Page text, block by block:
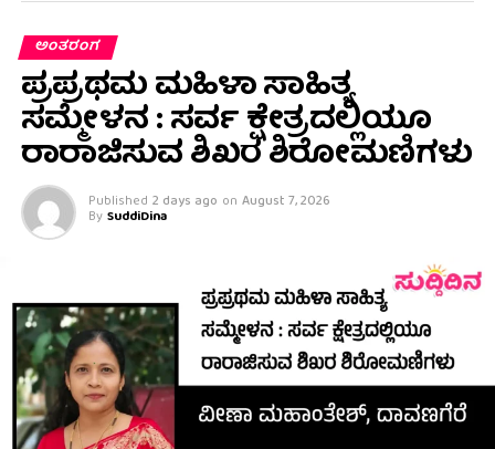
ಅಂತರಂಗ
ಪ್ರಪ್ರಥಮ ಮಹಿಳಾ ಸಾಹಿತ್ಯ
ಸಮ್ಮೇಳನ : ಸರ್ವ ಕ್ಷೇತ್ರದಲ್ಲಿಯೂ
ರಾರಾಜಿಸುವ ಶಿಖರ ಶಿರೋಮಣಿಗಳು
Published 2 days ago on August 7, 2026
By SuddiDina